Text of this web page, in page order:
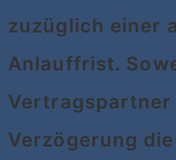
zuzüglich einer
Anlauffrist.
Verzögerung